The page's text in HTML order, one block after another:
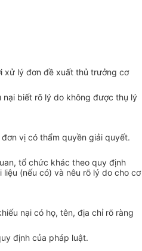
xử lý đơn đề xuất thủ trưởng cơ
nại biết rõ lý do không được thụ lý
vị có thẩm quyền giải quyết.
tổ chức khác theo quy định
(nếu có) và nêu rõ lý do cho cơ
nại có họ, tên, địa chỉ rõ ràng
định của pháp luật.